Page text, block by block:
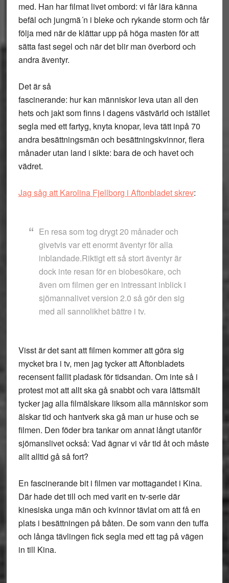
med. Han har filmat livet ombord: vi får lära känna
befäl och jungmä´n i bleke och rykande storm och får
följa med när de klättar upp på höga masten för att
sätta fast segel och när det blir man överbord och
andra äventyr.
Det är så
fascinerande: hur kan människor leva utan all den
hets och jakt som finns i dagens västvärld och istället
segla med ett fartyg, knyta knopar, leva tätt inpå 70
andra besättningsmän och besättningskvinnor, flera
månader utan land i sikte: bara de och havet och
vädret.
Jag såg att Karolina Fjellborg i Aftonbladet skrev:
En resa som tog drygt 20 månader och
givetvis var ett enormt äventyr för alla
inblandade.Riktigt ett så stort äventyr är
dock inte resan för en biobesökare, och
även om filmen ger en intressant inblick i
sjömannalivet version 2.0 så gör den sig
med all sannolikhet bättre i tv.
Visst är det sant att filmen kommer att göra sig
mycket bra i tv, men jag tycker att Aftonbladets
recensent fallit pladask för tidsandan. Om inte så i
protest mot att allt ska gå snabbt och vara lättsmält
tycker jag alla filmälskare liksom alla människor som
älskar tid och hantverk ska gå man ur huse och se
filmen. Den föder bra tankar om annat långt utanför
sjömanslivet också: Vad ägnar vi vår tid åt och måste
allt alltid gå så fort?
En fascinerande bit i filmen var mottagandet i Kina.
Där hade det till och med varit en tv-serie där
kinesiska unga män och kvinnor tävlat om att få en
plats i besättningen på båten. De som vann den tuffa
och långa tävlingen fick segla med ett tag på vägen
in till Kina.